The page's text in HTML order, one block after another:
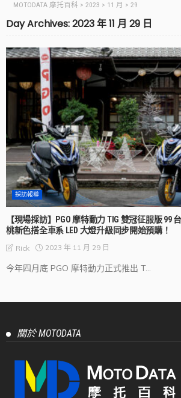
MOTODATA 摩托百科 > 2023 > 11 月 > 29
Day Archives: 2023 年 11 月 29 日
採訪報導
【現場採訪】PGO 摩特動力 TIG 雙冠征服版 99
桃新色搭全車系 LED 大燈升級同步開始預購！
Rick 2023 年 11 月 29 日
今年四月底 PGO 摩特動力正式推出 T...
關於 MOTODATA